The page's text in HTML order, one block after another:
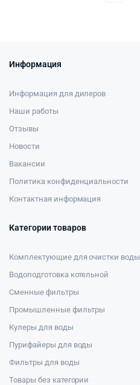
Информация
Информация для дилеров
Наши работы
Отзывы
Новости
Вакансии
Политика конфиденциальности
Контактная информация
Категории товаров
Комплектующие для очистки воды
Водоподготовка котельной
Сменные фильтры
Промышленные фильтры
Кулеры для воды
Пурифайеры для воды
Фильтры для воды
Товары без категории